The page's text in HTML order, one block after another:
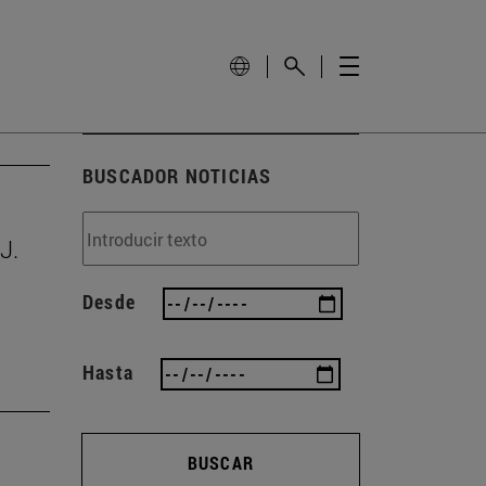
BUSCADOR NOTICIAS
Desde
Hasta
BUSCAR